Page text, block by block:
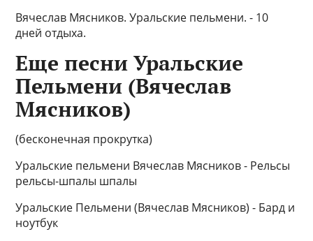
Вячеслав Мясников. Уральские пельмени. - 10
дней отдыха.
Еще песни Уральские
Пельмени (Вячеслав
Мясников)
(бесконечная прокрутка)
Уральские пельмени Вячеслав Мясников - Рельсы
рельсы-шпалы шпалы
Уральские Пельмени (Вячеслав Мясников) - Бард и
ноутбук